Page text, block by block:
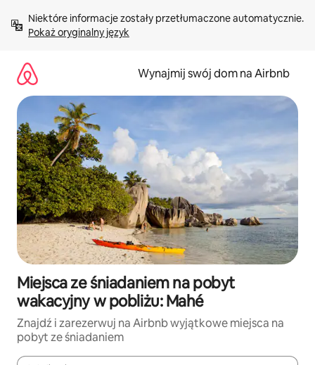
treści Pokaż oryginalny język
Wynajmij swój dom na Airbnb
Miejsca ze śniadaniem na pobyt
wakacyjny w pobliżu: Mahé
Znajdź i zarezerwuj na Airbnb wyjątkowe miejsca na
pobyt ze śniadaniem